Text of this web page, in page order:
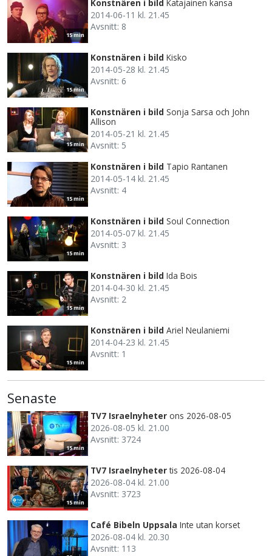
15 min
Konstnären i bild Katajainen kansa
2014-06-11 kl. 21.45
Avsnitt: 8
15 min
Konstnären i bild Kisko
2014-05-28 kl. 21.45
Avsnitt: 6
15 min
Konstnären i bild Sonja Sarsa och John
Allison
2014-05-21 kl. 21.45
Avsnitt: 5
15 min
Konstnären i bild Tapio Rantanen
2014-05-14 kl. 21.45
Avsnitt: 4
15 min
Konstnären i bild Soul Connection
2014-05-07 kl. 21.45
Avsnitt: 3
15 min
Konstnären i bild Ida Bois
2014-04-30 kl. 21.45
Avsnitt: 2
15 min
Konstnären i bild Ariel Neulaniemi
2014-04-23 kl. 21.45
Avsnitt: 1
Senaste
15 min
TV7 Israelnyheter ons 2026-08-05
2026-08-05 kl. 21.00
Avsnitt: 3724
15 min
TV7 Israelnyheter tis 2026-08-04
2026-08-04 kl. 21.00
Avsnitt: 3723
Café Bibeln Uppsala Inte utan korset
2026-08-04 kl. 20.30
Avsnitt: 113